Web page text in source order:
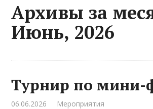
Архивы за
Июнь, 2026
Турнир по мини-
06.06.2026 Мероприятия